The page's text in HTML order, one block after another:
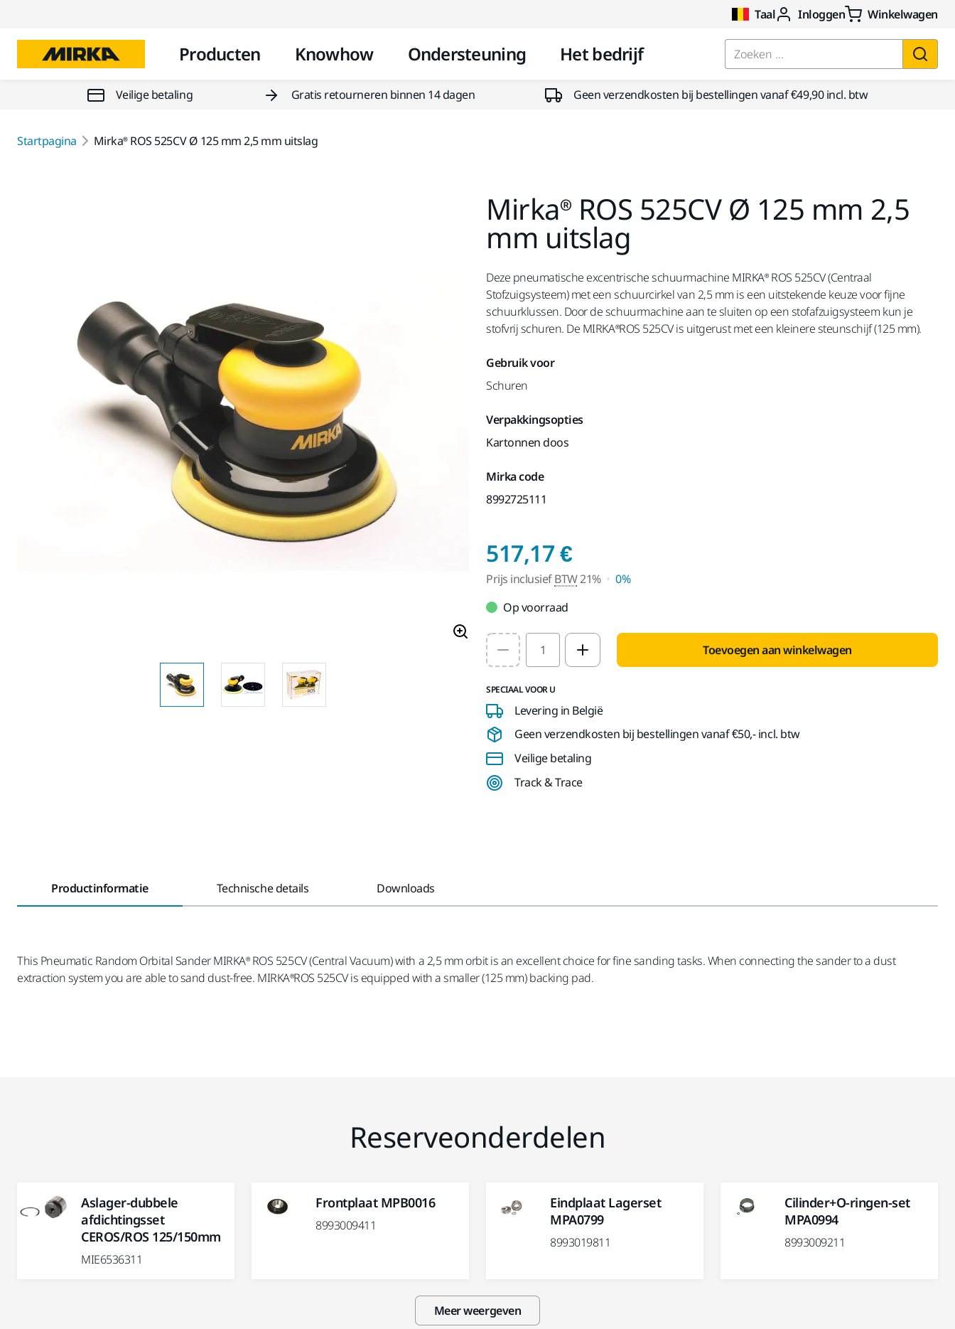
Taal Inloggen Winkelwagen
Producten Knowhow Ondersteuning Het bedrijf Zoeken ...
Veilige betaling Gratis retourneren binnen 14 dagen Geen verzendkosten bij bestellingen vanaf €49,90 incl. btw
Startpagina Mirka® ROS 525CV Ø 125 mm 2,5 mm uitslag
Mirka® ROS 525CV Ø 125 mm 2,5
mm uitslag
Deze pneumatische excentrische schuurmachine MIRKA® ROS 525CV (Centraal
Stofzuigsysteem) met een schuurcirkel van 2,5 mm is een uitstekende keuze voor fijne
schuurklussen. Door de schuurmachine aan te sluiten op een stofafzuigsysteem kun je
stofvrij schuren. De MIRKA®ROS 525CV is uitgerust met een kleinere steunschijf (125 mm).
Gebruik voor
Schuren
Verpakkingsopties
Kartonnen doos
Mirka code
8992725111
517,17 €Prijs inclusief BTW 21%
Prijs inclusiefBTW21%
0%
Op voorraad
Select quantity value Toevoegen aan winkelwagen
SPECIAAL VOOR U
Levering in België
Geen verzendkosten bij bestellingen vanaf €50,- incl. btw
Veilige betaling
Track & Trace
Productinformatie Technische details Downloads
This Pneumatic Random Orbital Sander MIRKA® ROS 525CV (Central Vacuum) with a 2,5 mm orbit is an excellent choice for fine sanding tasks. When connecting the sander to a dust
extraction system you are able to sand dust-free. MIRKA®ROS 525CV is equipped with a smaller (125 mm) backing pad.
Reserveonderdelen
Aslager-dubbele
afdichtingsset
CEROS/ROS 125/150mm
MIE6536311
Frontplaat MPB0016
8993009411
Eindplaat Lagerset
MPA0799
8993019811
Cilinder+O-ringen-set
MPA0994
8993009211
Meer weergeven